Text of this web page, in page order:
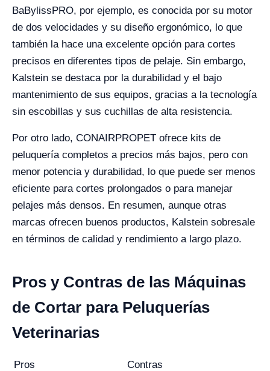
BaBylissPRO, por ejemplo, es conocida por su motor
de dos velocidades y su diseño ergonómico, lo que
también la hace una excelente opción para cortes
precisos en diferentes tipos de pelaje. Sin embargo,
Kalstein se destaca por la durabilidad y el bajo
mantenimiento de sus equipos, gracias a la tecnología
sin escobillas y sus cuchillas de alta resistencia.
Por otro lado, CONAIRPROPET ofrece kits de
peluquería completos a precios más bajos, pero con
menor potencia y durabilidad, lo que puede ser menos
eficiente para cortes prolongados o para manejar
pelajes más densos. En resumen, aunque otras
marcas ofrecen buenos productos, Kalstein sobresale
en términos de calidad y rendimiento a largo plazo.
Pros y Contras de las Máquinas
de Cortar para Peluquerías
Veterinarias
Pros Contras